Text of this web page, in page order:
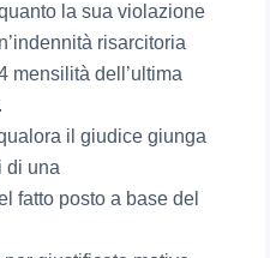
la sua violazione
risarcitoria
mensilità dell’ultima
il giudice giunga
di una
fatto posto a base del